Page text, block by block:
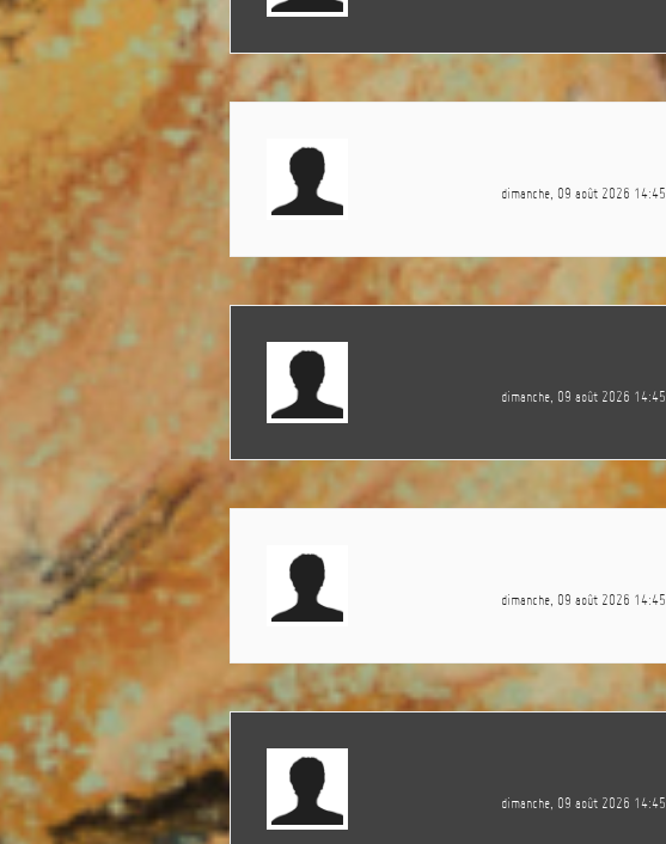
dimanche, 09 août 2026 14:45
dimanche, 09 août 2026 14:45
dimanche, 09 août 2026 14:45
dimanche, 09 août 2026 14:45